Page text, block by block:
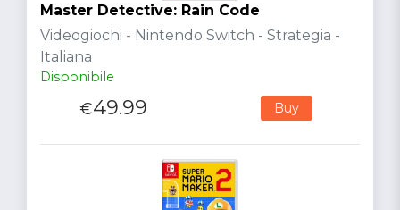
Master Detective: Rain Code
Videogiochi - Nintendo Switch - Strategia -
Italiana
Disponibile
€49.99 Buy